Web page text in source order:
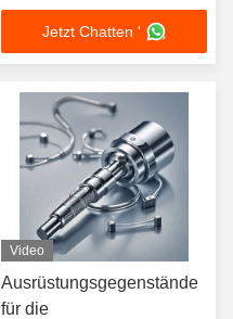
chirurgische
Komponenten
Jetzt Chatten '
Video
Ausrüstungsgegenstände
für die